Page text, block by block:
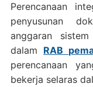
Perencanaan
penyusunan
anggaran
dalam RAB
perencanaan
bekerja selaras